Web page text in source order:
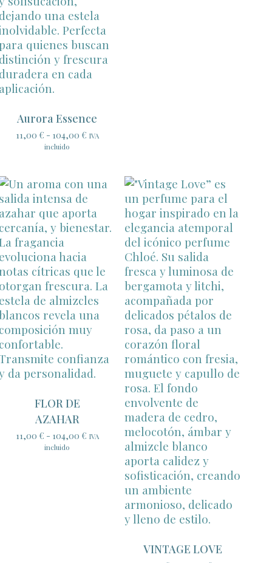
Aurora Essence
11,00 € - 104,00 €Rango
hasta
104,00 €
IVA
incluido
FLOR DE
AZAHAR
11,00 € - 104,00 €Rango
IVA
incluido
VINTAGE LOVE